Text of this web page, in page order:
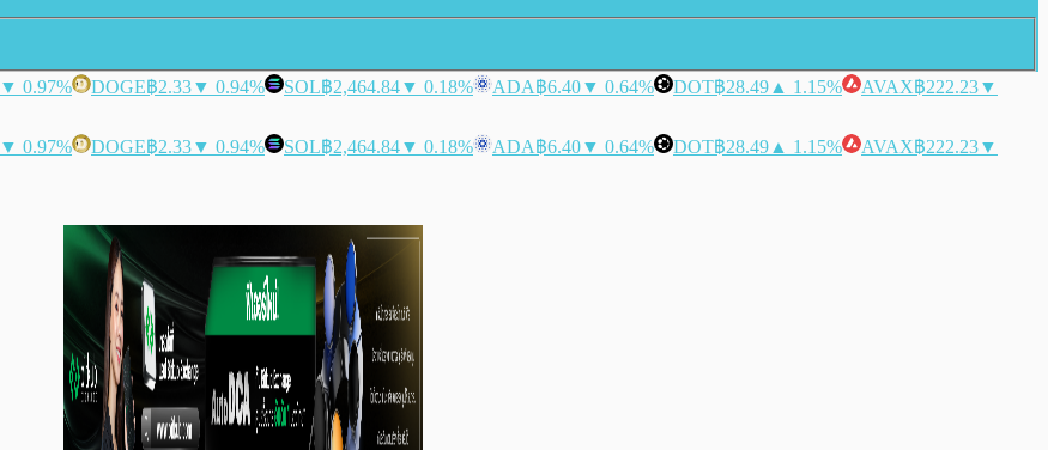
▼ 0.97% DOGE฿2.33▼ 0.94% SOL฿2,464.84▼ 0.18% ADA฿6.40▼ 0.64% DOT฿28.49 ▲ 1.15% AVAX฿222.23▼
▼ 0.97% DOGE฿2.33▼ 0.94% SOL฿2,464.84▼ 0.18% ADA฿6.40▼ 0.64% DOT฿28.49 ▲ 1.15% AVAX฿222.23▼